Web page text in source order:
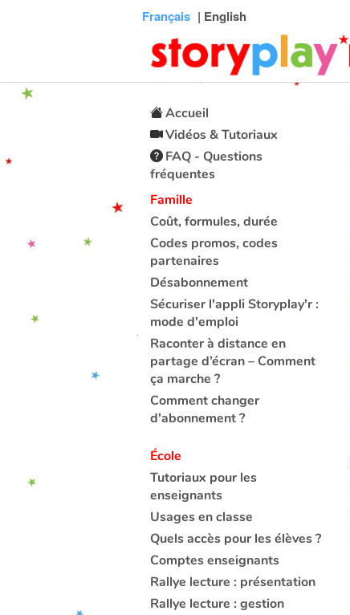
Français | English
Accueil
Vidéos & Tutoriaux
FAQ - Questions
fréquentes
Famille
Coût, formules, durée
Codes promos, codes
partenaires
Désabonnement
Sécuriser l'appli Storyplay'r :
mode d'emploi
Raconter à distance en
partage d’écran – Comment
ça marche ?
Comment changer
d'abonnement ?
École
Tutoriaux pour les
enseignants
Usages en classe
Quels accès pour les élèves ?
Comptes enseignants
Rallye lecture : présentation
Rallye lecture : gestion